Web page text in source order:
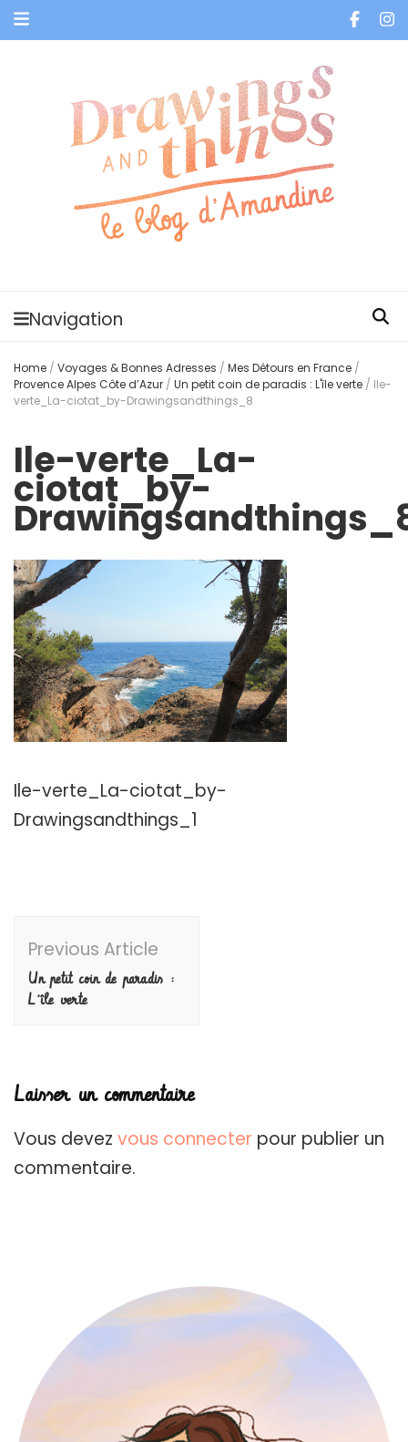
Navigation
Home / Voyages & Bonnes Adresses / Mes Détours en France /
Provence Alpes Côte d’Azur / Un petit coin de paradis : L'île verte / Ile-
verte_La-ciotat_by-Drawingsandthings_8
Ile-verte_La-
ciotat_by-
Ile-verte_La-ciotat_by-
Drawingsandthings_1
Navigation
Previous Article
Un petit coin de paradis :
L’île verte
Laisser un commentaire
Vous devez vous connecter pour publier un
commentaire.